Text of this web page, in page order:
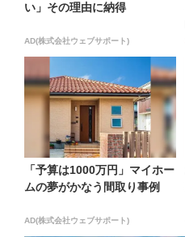
い」その理由に納得
AD(株式会社ウェブサポート)
「予算は1000万円」マイホー
ムの夢がかなう間取り事例
AD(株式会社ウェブサポート)